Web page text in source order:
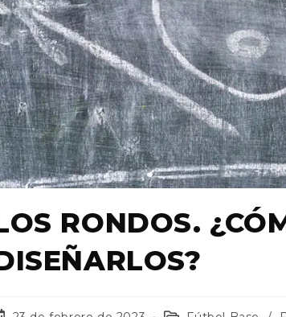
RONDOS.